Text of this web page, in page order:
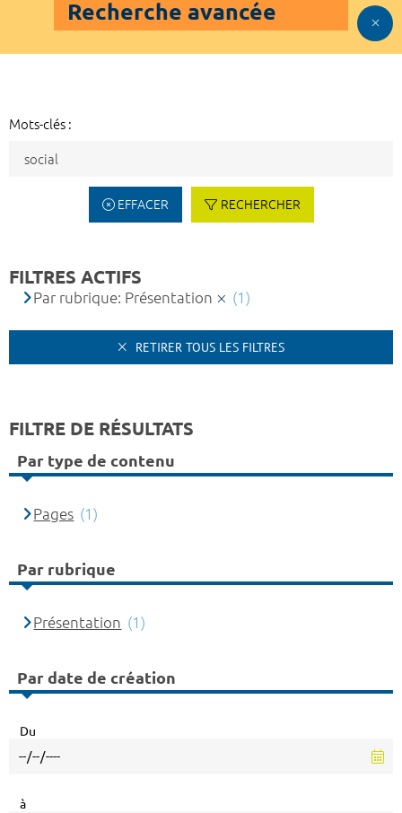
Recherche avancée
Mots-clés :
EFFACER RECHERCHER
FILTRES ACTIFS
Par rubrique: Présentation (1)
RETIRER TOUS LES FILTRES
FILTRE DE RÉSULTATS
Par type de contenu
Pages (1)
Par rubrique
Présentation (1)
Par date de création
Du
à